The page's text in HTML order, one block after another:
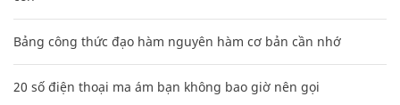
Bảng công thức đạo hàm nguyên hàm cơ bản cần nhớ
20 số điện thoại ma ám bạn không bao giờ nên gọi